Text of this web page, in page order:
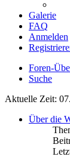
Galerie
FAQ
Anmelden
Foren-
Suche
Aktuelle Zeit:
Über die